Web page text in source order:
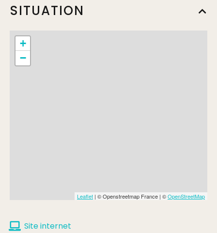
SITUATION
+
−
Leaflet | © Openstreetmap France | ©OpenStreetMap
Site internet